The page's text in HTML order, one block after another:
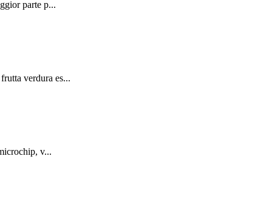
parte p...
verdura es...
v...